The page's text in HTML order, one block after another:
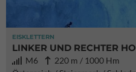
EISKLETTERN
LINKER UND RECHTER
M6
220 m / 1000 Hm